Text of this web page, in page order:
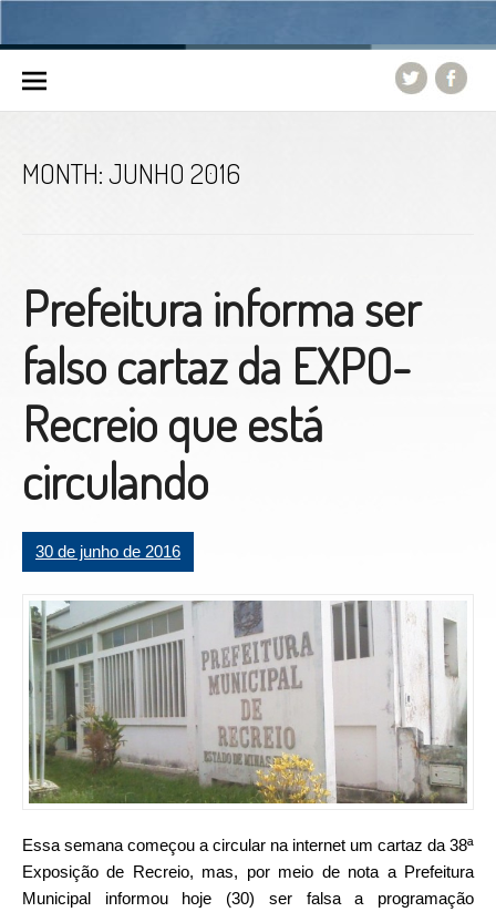
MONTH:JUNHO 2016
Prefeitura informa ser
falso cartaz da EXPO-
Recreio que está
circulando
30 de junho de 2016
Essa semana começou a circular na internet um cartaz da 38ª
Exposição de Recreio, mas, por meio de nota a Prefeitura
Municipal informou hoje (30) ser falsa a programação